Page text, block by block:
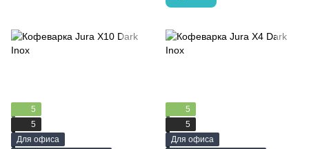
5
5
Для офиса
5
5
Для офиса